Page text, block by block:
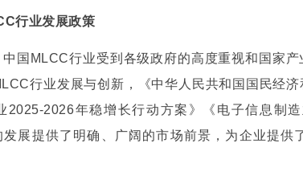
行业发展政策
中国MLCC行业受到各级政府的高度重视和国家
行业发展与创新，《中华人民共和国国民经
2025-2026年稳增长行动方案》《电子信息制
发展提供了明确、广阔的市场前景，为企业提供